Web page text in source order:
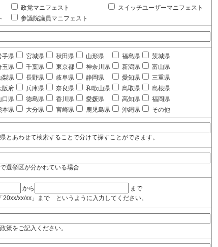
政党マニフェスト
スイッチユーザーマニフェスト
参議院議員マニフェスト
手県 宮城県 秋田県 山形県 福島県
茨城県
玉県 千葉県 東京都 神奈川県 新潟県
富山県
梨県 長野県 岐阜県 静岡県 愛知県
三重県
阪府 兵庫県 奈良県 和歌山県 鳥取県
島根県
口県 徳島県 香川県 愛媛県 高知県
福岡県
本県 大分県 宮崎県 鹿児島県 沖縄県 その他
とあわせて検索することで分けて探すことができます。
選挙区が分かれている場合
から
まで
xx/xx」まで というように入力してください。
策をご記入ください。